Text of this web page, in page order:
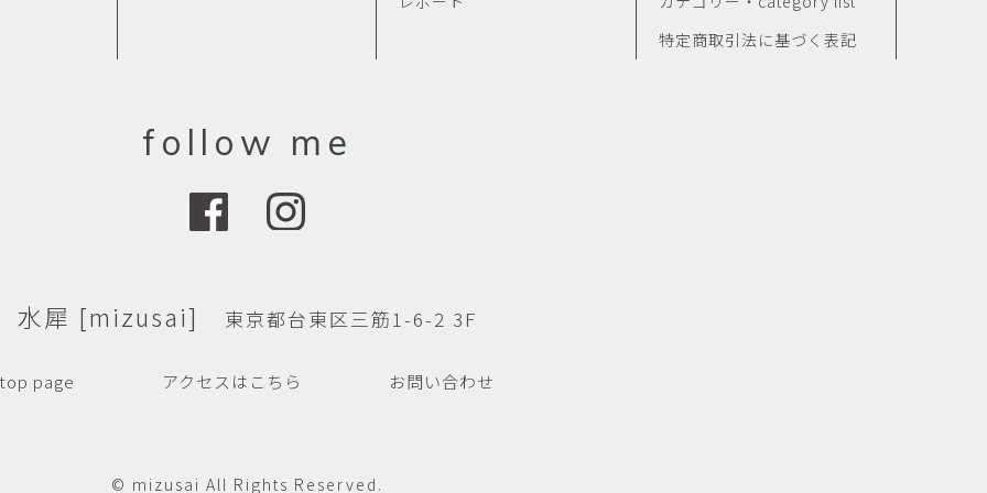
特定商取引法に基づく表記
follow me
水犀 [mizusai] 東京都台東区三筋1-6-2 3F
page アクセスはこちら お問い合わせ
© mizusai All Rights Reserved.